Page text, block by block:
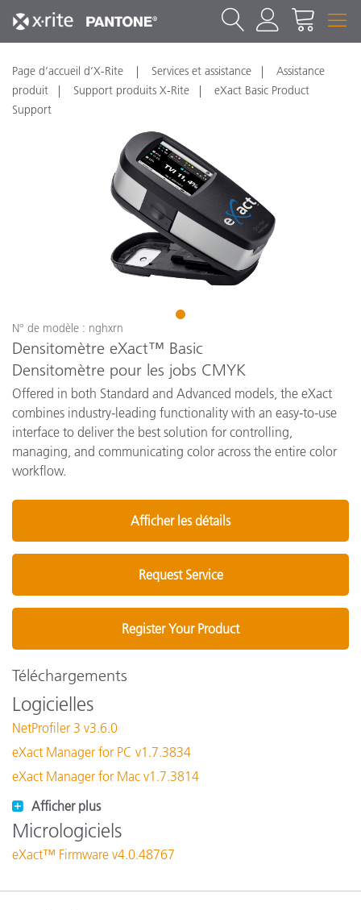
Page d’accueil d’X-Rite Services et assistance
Assistance
produit
Support produits X-Rite
eXact Basic Product
Support
1
N° de modèle : nghxrn
Densitomètre eXact™ Basic
Densitomètre pour les jobs CMYK
Offered in both Standard and Advanced models, the eXact
combines industry-leading functionality with an easy-to-use
interface to deliver the best solution for controlling,
managing, and communicating color across the entire color
workflow.
Afficher les détails
Request Service
Register Your Product
Téléchargements
Logicielles
NetProfiler 3 v3.6.0
eXact Manager for PC v1.7.3834
eXact Manager for Mac v1.7.3814
Afficher plus
Micrologiciels
eXact™ Firmware v4.0.48767